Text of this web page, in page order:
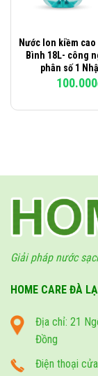
Nước Ion kiềm cao
Bình 18L- công
phân số 1
100.000
Giải pháp nước
HOME CARE ĐÀ
Địa chỉ: 21
Đồng
Điện thoại